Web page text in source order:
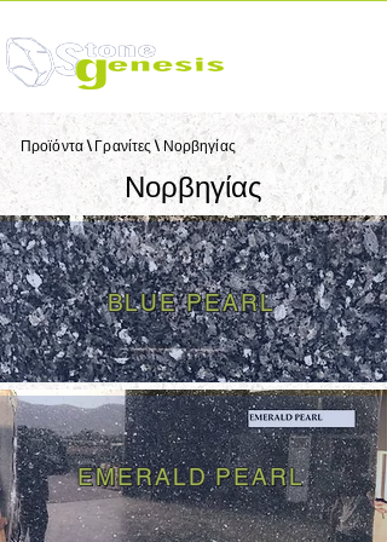
Προϊόντα\Γρανίτες\ Νορβηγίας
Νορβηγίας
BLUE PEARL
EMERALD PEARL